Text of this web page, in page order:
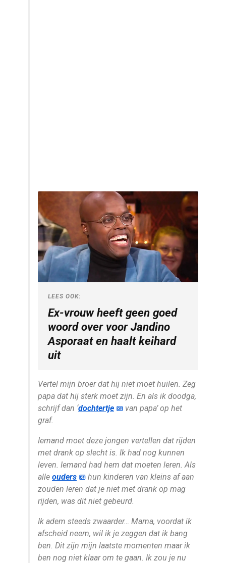
LEES OOK:
Ex-vrouw heeft geen goed
woord over voor Jandino
Asporaat en haalt keihard
uit
Vertel mijn broer dat hij niet moet huilen. Zeg
papa dat hij sterk moet zijn. En als ik doodga,
schrijf dan ‘dochtertje
van papa’ op het
graf.
Iemand moet deze jongen vertellen dat rijden
met drank op slecht is. Ik had nog kunnen
leven. Iemand had hem dat moeten leren. Als
alle ouders
hun kinderen van kleins af aan
zouden leren dat je niet met drank op mag
rijden, was dit niet gebeurd.
Ik adem steeds zwaarder… Mama, voordat ik
afscheid neem, wil ik je zeggen dat ik bang
ben. Dit zijn mijn laatste momenten maar ik
ben nog niet klaar om te gaan. Ik zou je nu